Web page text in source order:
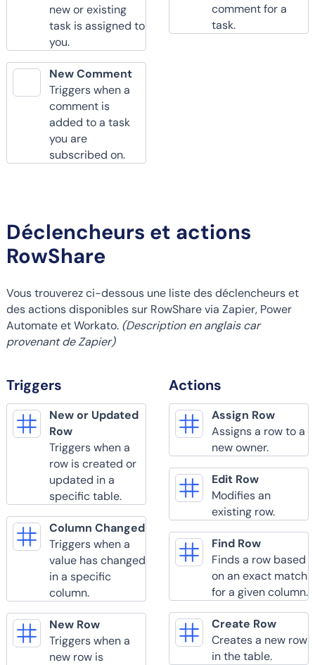
new or existing
task is assigned to
you.
New Comment
Triggers when a
comment is
added to a task
you are
subscribed on.
comment for a
task.
Déclencheurs et actions
RowShare
Vous trouverez ci-dessous une liste des déclencheurs et
des actions disponibles sur RowShare via Zapier, Power
Automate et Workato. (Description en anglais car
provenant de Zapier)
Triggers
New or Updated
Row
Triggers when a
row is created or
updated in a
specific table.
Column Changed
Triggers when a
value has changed
in a specific
column.
New Row
Triggers when a
new row is
Actions
Assign Row
Assigns a row to a
new owner.
Edit Row
Modifies an
existing row.
Find Row
Finds a row based
on an exact match
for a given column.
Create Row
Creates a new row
in the table.